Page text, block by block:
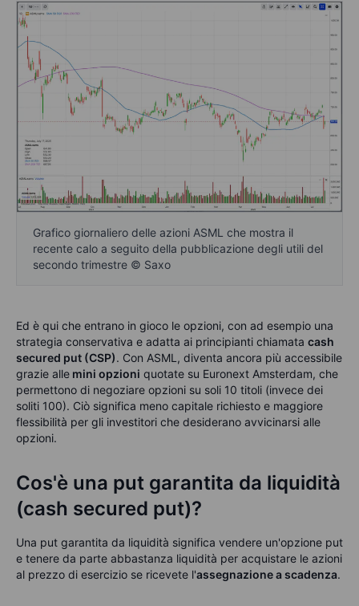
Grafico giornaliero delle azioni ASML che mostra il
recente calo a seguito della pubblicazione degli utili del
secondo trimestre © Saxo
Ed è qui che entrano in gioco le opzioni, con ad esempio una
strategia conservativa e adatta ai principianti chiamata cash
secured put (CSP). Con ASML, diventa ancora più accessibile
grazie alle mini opzioni quotate su Euronext Amsterdam, che
permettono di negoziare opzioni su soli 10 titoli (invece dei
soliti 100). Ciò significa meno capitale richiesto e maggiore
flessibilità per gli investitori che desiderano avvicinarsi alle
opzioni.
Cos'è una put garantita da liquidità
(cash secured put)?
Una put garantita da liquidità significa vendere un'opzione put
e tenere da parte abbastanza liquidità per acquistare le azioni
al prezzo di esercizio se ricevete l'assegnazione a scadenza.